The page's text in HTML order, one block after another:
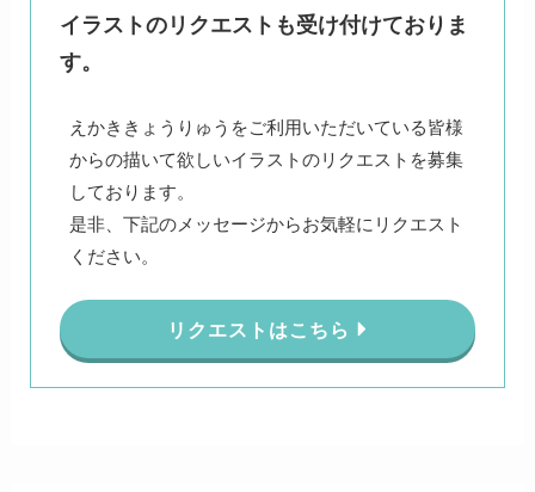
イラストのリクエストも受け付けておりま
す。
えかききょうりゅうをご利用いただいている皆様
からの描いて欲しいイラストのリクエストを募集
しております。
是非、下記のメッセージからお気軽にリクエスト
ください。
リクエストはこちら